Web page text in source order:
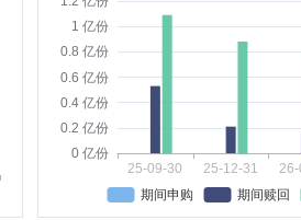
0 亿份
0.2 亿份
0.4 亿份
0.6 亿份
0.8 亿份
1 亿份
25-09-30 25-12-31 26-
期间申购
期间赎回